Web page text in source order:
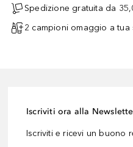
Spedizione gratuita da
2 campioni omaggio a tua
Iscriviti ora alla
Iscriviti e ricevi un buono